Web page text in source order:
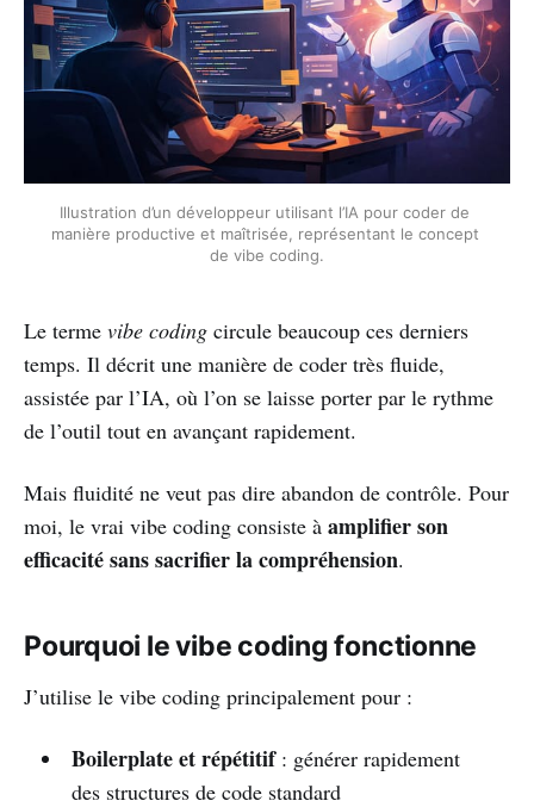
Illustration d’un développeur utilisant l’IA pour coder de
manière productive et maîtrisée, représentant le concept
de vibe coding.
Le terme vibe coding circule beaucoup ces derniers
temps. Il décrit une manière de coder très fluide,
assistée par l’IA, où l’on se laisse porter par le rythme
de l’outil tout en avançant rapidement.
Mais fluidité ne veut pas dire abandon de contrôle. Pour
moi, le vrai vibe coding consiste à amplifier son
efficacité sans sacrifier la compréhension.
Pourquoi le vibe coding fonctionne
J’utilise le vibe coding principalement pour :
Boilerplate et répétitif: générer rapidement
des structures de code standard